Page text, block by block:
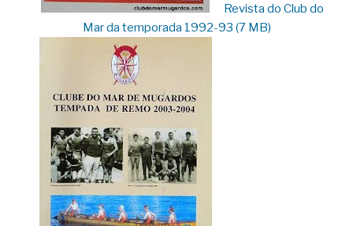
Revista do Club do
Mar da temporada 1992-93 (7 MB)